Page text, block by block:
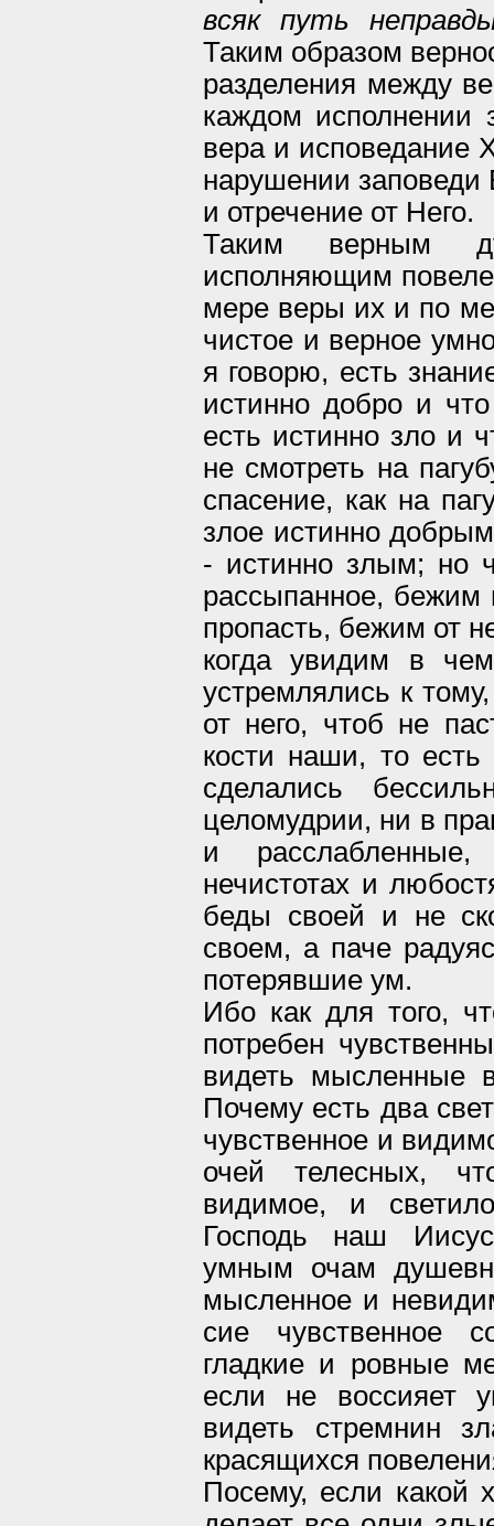
всяк путь
Таким образом
разделения между
каждом исполнении
вера и исповедание
нарушении заповеди
и отречение от Него.
Таким верным
исполняющим
мере веры их и по
чистое и верное
я говорю, есть
истинно добро и
есть истинно зло и
не смотреть на
спасение, как на
злое истинно
- истинно злым; но
рассыпанное, бежим
пропасть, бежим от
когда увидим в
устремлялись к
от него, чтоб не
кости наши, то
сделались
целомудрии, ни в
и
нечистотах и
беды своей и не
своем, а паче
потерявшие ум.
Ибо как для того,
потребен
видеть мысленные
Почему есть два
чувственное и
очей телесных,
видимое, и
Господь наш
умным очам
мысленное и
сие чувственное
гладкие и ровные
если не воссияет
видеть стремнин
красящихся
Посему, если какой